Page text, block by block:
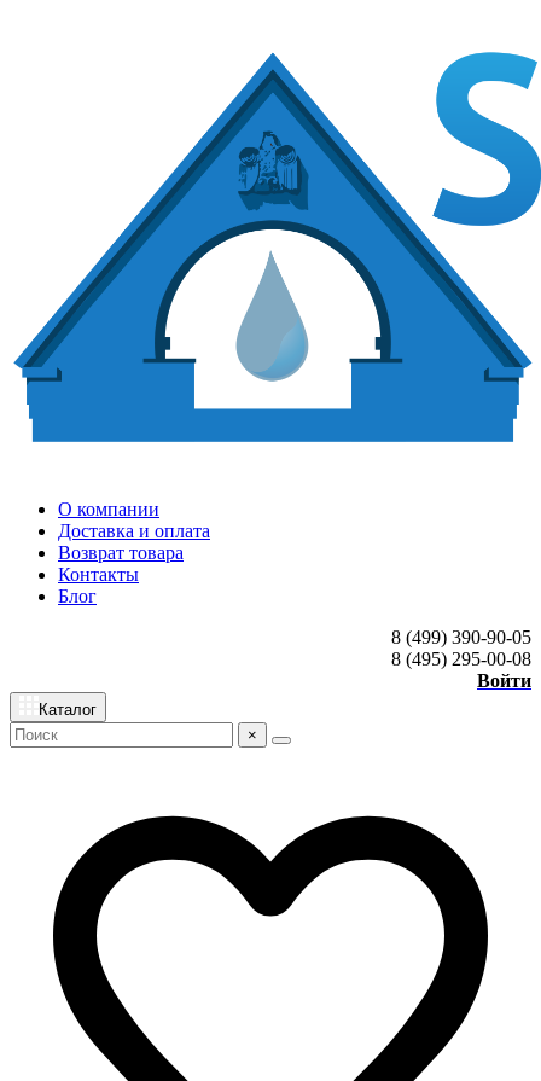
О компании
Доставка и оплата
Возврат товара
Контакты
Блог
8 (499) 390-90-05
8 (495) 295-00-08
Войти
Каталог
×